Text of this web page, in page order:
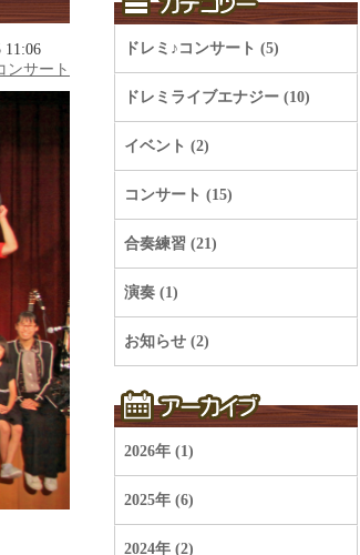
11:06
ンサート
ドレミ♪コンサート (5)
ドレミライブエナジー (10)
イベント (2)
コンサート (15)
合奏練習 (21)
演奏 (1)
お知らせ (2)
2026年 (1)
2025年 (6)
2024年 (2)